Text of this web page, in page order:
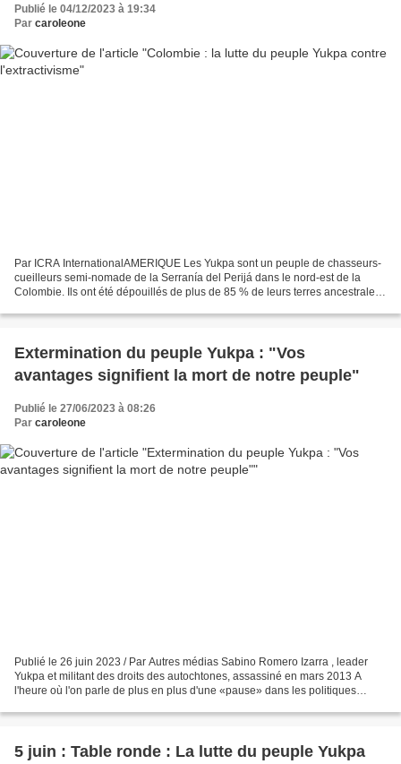
Publié le 04/12/2023 à 19:34
Par caroleone
Par ICRA InternationalAMERIQUE Les Yukpa sont un peuple de chasseurs-
cueilleurs semi-nomade de la Serranía del Perijá dans le nord-est de la
Colombie. Ils ont été dépouillés de plus de 85 % de leurs terres ancestrales
Extermination du peuple Yukpa : "Vos
avantages signifient la mort de notre peuple"
Publié le 27/06/2023 à 08:26
Par caroleone
Publié le 26 juin 2023 / Par Autres médias Sabino Romero Izarra , leader
Yukpa et militant des droits des autochtones, assassiné en mars 2013 A
l'heure où l'on parle de plus en plus d'une «pause» dans les politiques
5 juin : Table ronde : La lutte du peuple Yukpa